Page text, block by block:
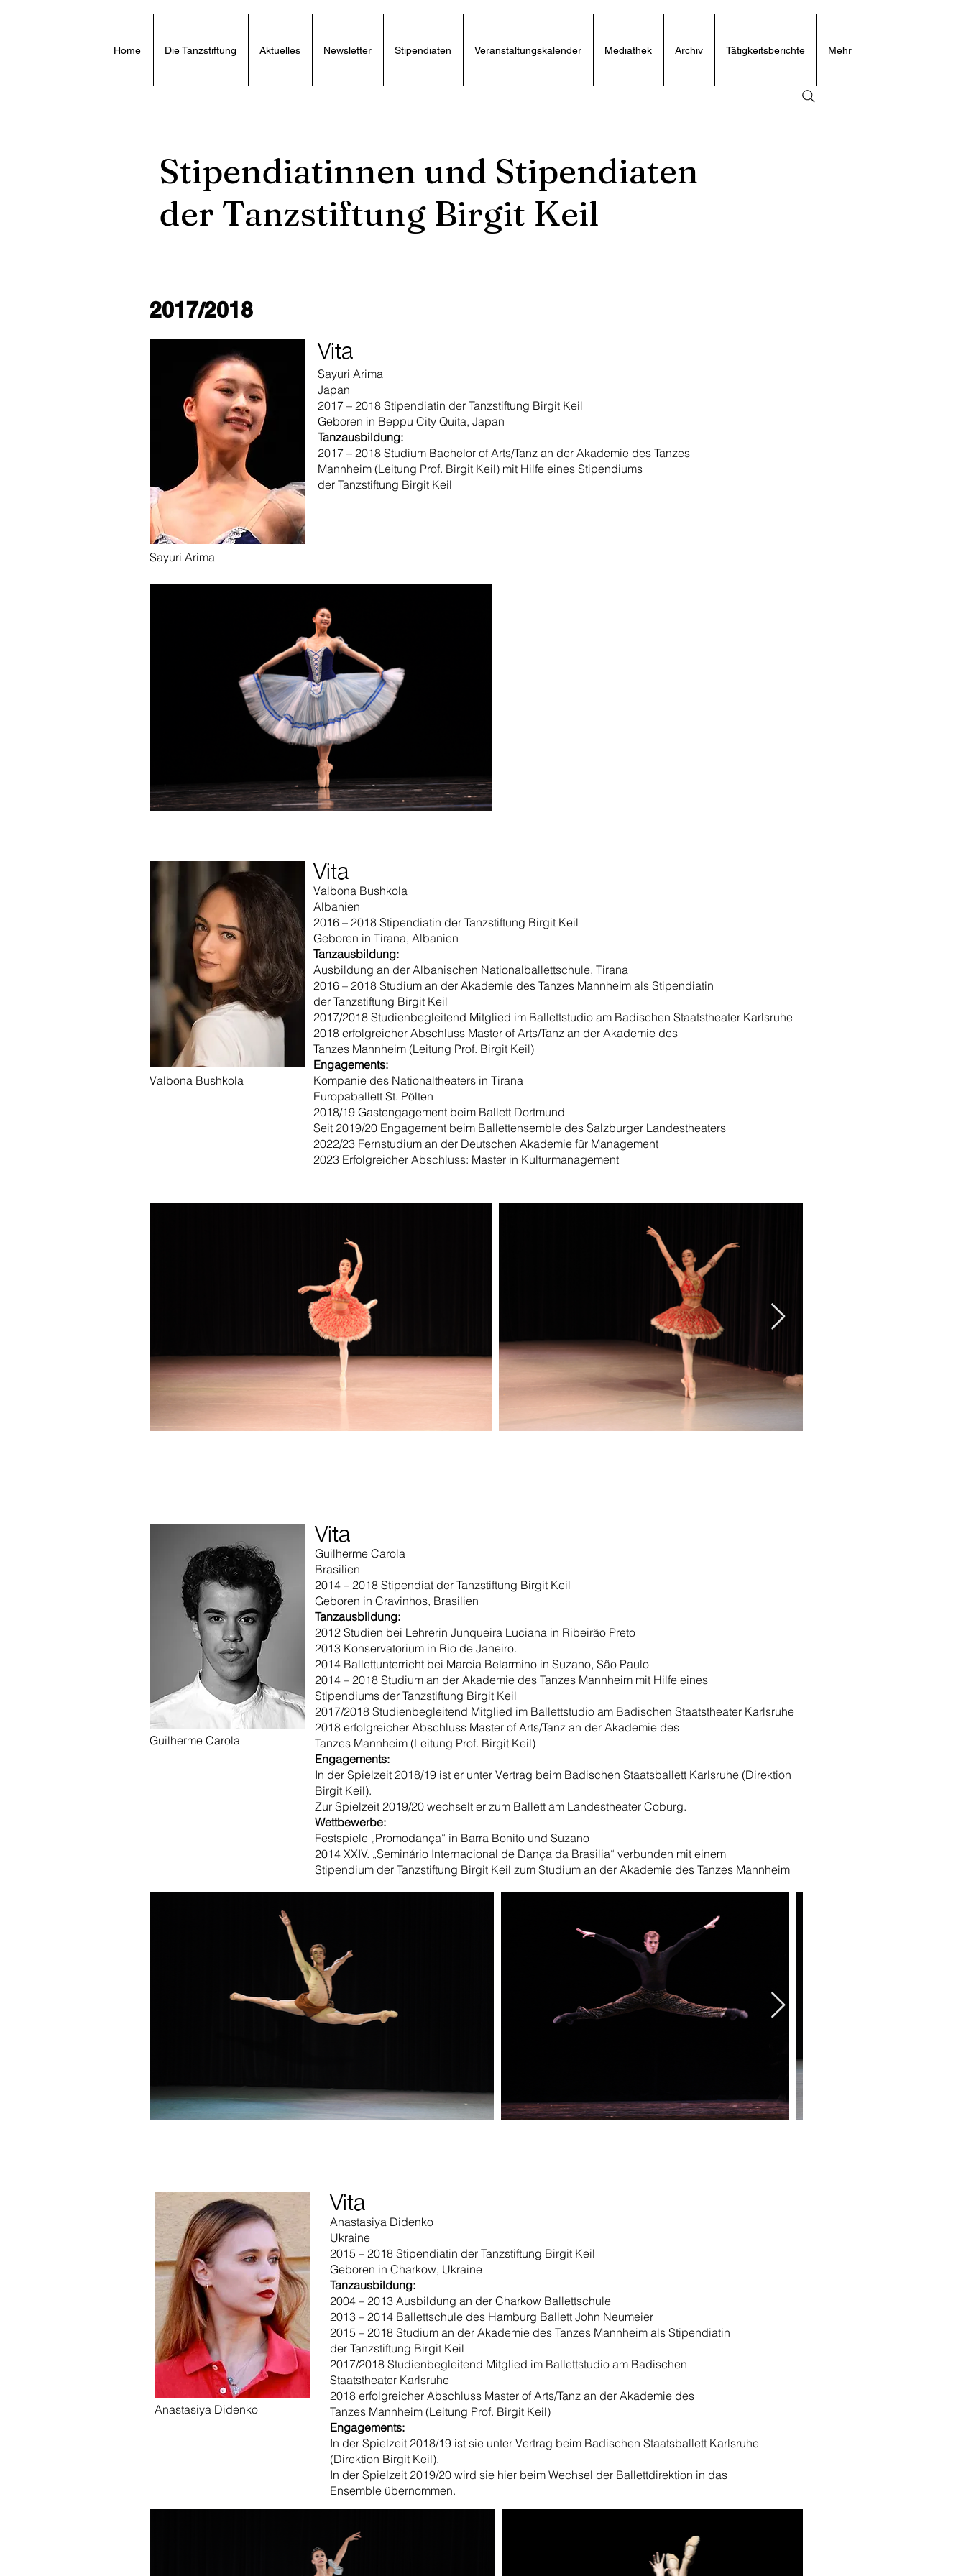
Home Die Tanzstiftung Aktuelles Newsletter Stipendiaten Veranstaltungskalender Mediathek Archiv Tätigkeitsberichte Mehr
Stipendiatinnen und Stipendiaten
der Tanzstiftung Birgit Keil
2017/2018
Vita
Sayuri Arima
Japan
2017 – 2018 Stipendiatin der Tanzstiftung Birgit Keil
Geboren in Beppu City Quita, Japan
Tanzausbildung:
2017 – 2018 Studium Bachelor of Arts/Tanz an der Akademie des Tanzes
Mannheim (Leitung Prof. Birgit Keil) mit Hilfe eines Stipendiums
der Tanzstiftung Birgit Keil
Sayuri Arima
Valbona Bushkola
Vita
Valbona Bushkola
Albanien
2016 – 2018 Stipendiatin der Tanzstiftung Birgit Keil
Geboren in Tirana, Albanien
Tanzausbildung:
Ausbildung an der Albanischen Nationalballettschule, Tirana
2016 – 2018 Studium an der Akademie des Tanzes Mannheim als Stipendiatin
der Tanzstiftung Birgit Keil
2017/2018 Studienbegleitend Mitglied im Ballettstudio am Badischen Staatstheater Karlsruhe
2018 erfolgreicher Abschluss Master of Arts/Tanz an der Akademie des
Tanzes Mannheim (Leitung Prof. Birgit Keil)
Engagements:
Kompanie des Nationaltheaters in Tirana
Europaballett St. Pölten
2018/19 Gastengagement beim Ballett Dortmund
Seit 2019/20 Engagement beim Ballettensemble des Salzburger Landestheaters
2022/23 Fernstudium an der Deutschen Akademie für Management
2023 Erfolgreicher Abschluss: Master in Kulturmanagement
Guilherme Carola
Vita
Guilherme Carola
Brasilien
2014 – 2018 Stipendiat der Tanzstiftung Birgit Keil
Geboren in Cravinhos, Brasilien
Tanzausbildung:
2012 Studien bei Lehrerin Junqueira Luciana in Ribeirão Preto
2013 Konservatorium in Rio de Janeiro.
2014 Ballettunterricht bei Marcia Belarmino in Suzano, São Paulo
2014 – 2018 Studium an der Akademie des Tanzes Mannheim mit Hilfe eines
Stipendiums der Tanzstiftung Birgit Keil
2017/2018 Studienbegleitend Mitglied im Ballettstudio am Badischen Staatstheater Karlsruhe
2018 erfolgreicher Abschluss Master of Arts/Tanz an der Akademie des
Tanzes Mannheim (Leitung Prof. Birgit Keil)
Engagements:
In der Spielzeit 2018/19 ist er unter Vertrag beim Badischen Staatsballett Karlsruhe (Direktion
Birgit Keil).
Zur Spielzeit 2019/20 wechselt er zum Ballett am Landestheater Coburg.
Wettbewerbe:
Festspiele „Promodança“ in Barra Bonito und Suzano
2014 XXIV. „Seminário Internacional de Dança da Brasilia“ verbunden mit einem
Stipendium der Tanzstiftung Birgit Keil zum Studium an der Akademie des Tanzes Mannheim
Anastasiya Didenko
Vita
Anastasiya Didenko
Ukraine
2015 – 2018 Stipendiatin der Tanzstiftung Birgit Keil
Geboren in Charkow, Ukraine
Tanzausbildung:
2004 – 2013 Ausbildung an der Charkow Ballettschule
2013 – 2014 Ballettschule des Hamburg Ballett John Neumeier
2015 – 2018 Studium an der Akademie des Tanzes Mannheim als Stipendiatin
der Tanzstiftung Birgit Keil
2017/2018 Studienbegleitend Mitglied im Ballettstudio am Badischen
Staatstheater Karlsruhe
2018 erfolgreicher Abschluss Master of Arts/Tanz an der Akademie des
Tanzes Mannheim (Leitung Prof. Birgit Keil)
Engagements:
In der Spielzeit 2018/19 ist sie unter Vertrag beim Badischen Staatsballett Karlsruhe
(Direktion Birgit Keil).
In der Spielzeit 2019/20 wird sie hier beim Wechsel der Ballettdirektion in das
Ensemble übernommen.